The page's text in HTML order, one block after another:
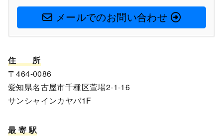
メールでのお問い合わせ
住
所
〒464-0086
愛知県名古屋市千種区萱場2-1-16
サンシャインカヤバ1F
最 寄 駅